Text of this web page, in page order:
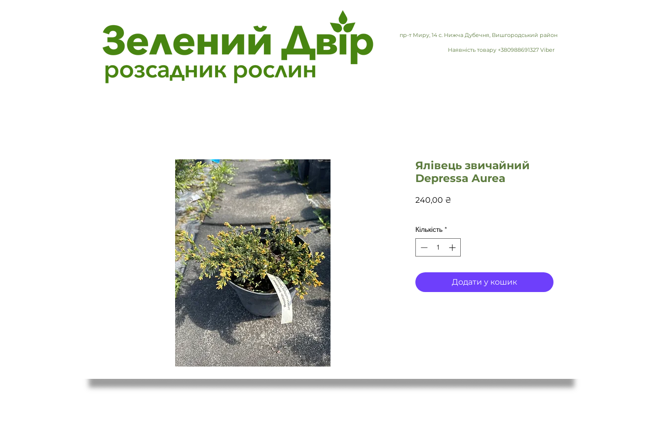
пр-т Миру, 14 с. Нижча Дубечня, Вишгородський район
Наявність товару +380988691327 Viber
Ялівець звичайний
Depressa Aurea
240,00 ₴
Кількість *
Додати у кошик